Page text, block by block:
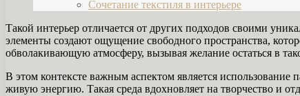
Сочетание текстиля в интерьере
Такой интерьер отличается от других подходов своими
элементы создают ощущение свободного пространства,
обволакивающую атмосферу, вызывая желание остаться в
В этом контексте важным аспектом является использование
живую энергию. Такая среда вдохновляет на творчество и